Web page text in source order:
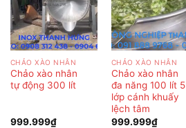
CHẢO XÀO NHÂN
Chảo xào nhân
tự động 300 lít
999.999₫
CHẢO XÀO NHÂN
Chảo xào nhân
đa năng 100 lít 5
lớp cánh khuấy
lệch tâm
999.999₫